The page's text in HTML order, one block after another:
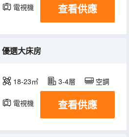
電視機 查看供應
優選大床房
18-23㎡ 3-4層 空調
電視機 查看供應